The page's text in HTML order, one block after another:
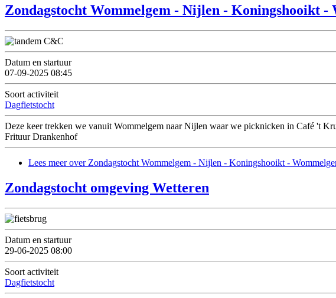
Zondagstocht Wommelgem - Nijlen - Koningshooikt -
Datum en startuur
07-09-2025 08:45
Soort activiteit
Dagfietstocht
Deze keer trekken we vanuit Wommelgem naar Nijlen waar we picknicken in Café 't
Frituur Drankenhof
Lees meerover Zondagstocht Wommelgem - Nijlen - Koningshooikt -
Zondagstocht omgeving Wetteren
Datum en startuur
29-06-2025 08:00
Soort activiteit
Dagfietstocht